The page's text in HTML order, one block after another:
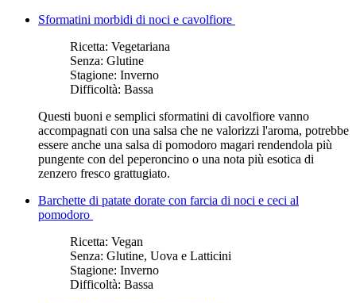
Sformatini morbidi di noci e cavolfiore
Ricetta: Vegetariana
Senza: Glutine
Stagione: Inverno
Difficoltà: Bassa
Questi buoni e semplici sformatini di cavolfiore vanno
accompagnati con una salsa che ne valorizzi l'aroma, potrebbe
essere anche una salsa di pomodoro magari rendendola più
pungente con del peperoncino o una nota più esotica di
zenzero fresco grattugiato.
Barchette di patate dorate con farcia di noci e ceci al
pomodoro
Ricetta: Vegan
Senza: Glutine, Uova e Latticini
Stagione: Inverno
Difficoltà: Bassa